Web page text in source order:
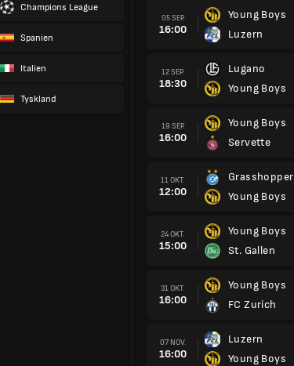
Champions League
Spanien
Italien
Tyskland
05 SEP.
16:00
Young Boys
Luzern
12 SEP.
18:30
Lugano
Young Boys
19 SEP.
16:00
Young Boys
Servette
11 OKT.
12:00
Grasshopper
Young Boys
24 OKT.
15:00
Young Boys
St. Gallen
31 OKT.
16:00
Young Boys
FC Zurich
07 NOV.
16:00
Luzern
Young Boys